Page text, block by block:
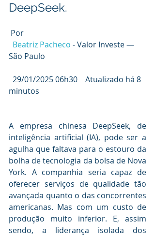
DeepSeek.
Por
Beatriz Pacheco - Valor Investe —
São Paulo
29/01/2025 06h30    Atualizado há 8
minutos
A empresa chinesa DeepSeek, de
inteligência artificial (IA), pode ser a
agulha que faltava para o estouro da
bolha de tecnologia da bolsa de Nova
York. A companhia seria capaz de
oferecer serviços de qualidade tão
avançada quanto o das concorrentes
americanas. Mas com um custo de
produção muito inferior. E, assim
sendo, a liderança isolada dos